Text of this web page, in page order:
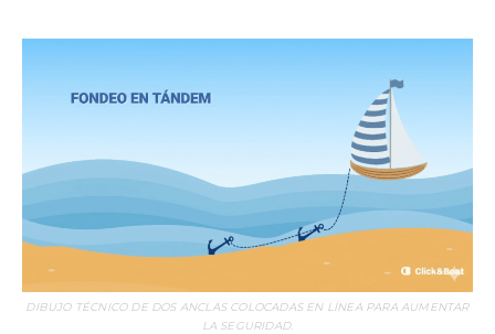
DIBUJO TÉCNICO DE DOS ANCLAS COLOCADAS EN LÍNEA PARA AUMENTAR
LA SEGURIDAD.